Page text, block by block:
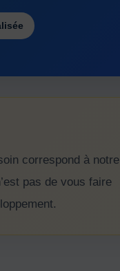
correspond à notre
pas de vous faire